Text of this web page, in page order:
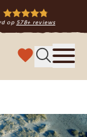
op 578+ reviews